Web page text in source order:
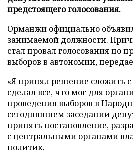
предстоящего голосования.
Орманжи официально
занимаемой должности.
стал провал голосования по
выборов в автономии,
«Я принял решение сложить
сделал все, что мог для
проведения выборов в
сегодняшнем заседании
принять постановление,
с центральными органами
политик.